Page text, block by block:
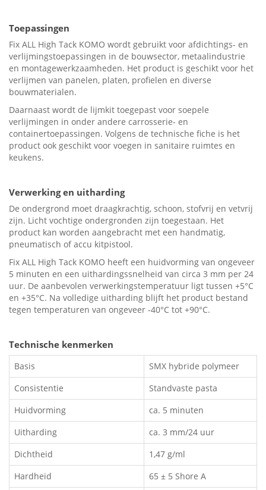
Toepassingen
Fix ALL High Tack KOMO wordt gebruikt voor afdichtings- en
verlijmingstoepassingen in de bouwsector, metaalindustrie
en montagewerkzaamheden. Het product is geschikt voor het
verlijmen van panelen, platen, profielen en diverse
bouwmaterialen.
Daarnaast wordt de lijmkit toegepast voor soepele
verlijmingen in onder andere carrosserie- en
containertoepassingen. Volgens de technische fiche is het
product ook geschikt voor voegen in sanitaire ruimtes en
keukens.
Verwerking en uitharding
De ondergrond moet draagkrachtig, schoon, stofvrij en vetvrij
zijn. Licht vochtige ondergronden zijn toegestaan. Het
product kan worden aangebracht met een handmatig,
pneumatisch of accu kitpistool.
Fix ALL High Tack KOMO heeft een huidvorming van ongeveer
5 minuten en een uithardingssnelheid van circa 3 mm per 24
uur. De aanbevolen verwerkingstemperatuur ligt tussen +5°C
en +35°C. Na volledige uitharding blijft het product bestand
tegen temperaturen van ongeveer -40°C tot +90°C.
Technische kenmerken
Basis
SMX hybride polymeer
Consistentie
Standvaste pasta
Huidvorming
ca. 5 minuten
Uitharding
ca. 3 mm/24 uur
Dichtheid
1,47 g/ml
Hardheid
65 ± 5 Shore A